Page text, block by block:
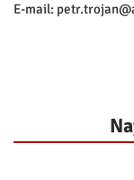
E-mail: petr.trojan@